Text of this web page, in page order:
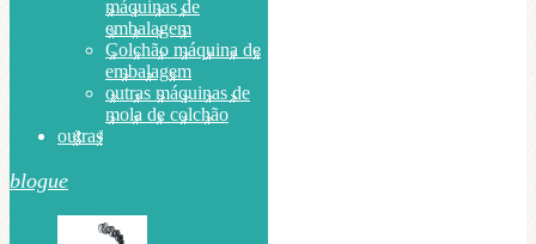
máquinas de
embalagem
Colchão máquina de
embalagem
outras máquinas de
mola de colchão
outras
blogue